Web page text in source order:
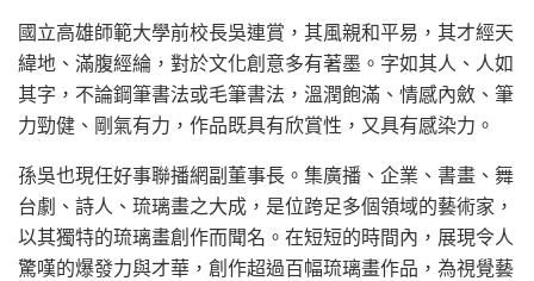
國立高雄師範大學前校長吳連賞，其風親和平易，其才經天
緯地、滿腹經綸，對於文化創意多有著墨。字如其人、人如
其字，不論鋼筆書法或毛筆書法，溫潤飽滿、情感內斂、筆
力勁健、剛氣有力，作品既具有欣賞性，又具有感染力。
孫吳也現任好事聯播網副董事長。集廣播、企業、書畫、舞
台劇、詩人、琉璃畫之大成，是位跨足多個領域的藝術家，
以其獨特的琉璃畫創作而聞名。在短短的時間內，展現令人
驚嘆的爆發力與才華，創作超過百幅琉璃畫作品，為視覺藝